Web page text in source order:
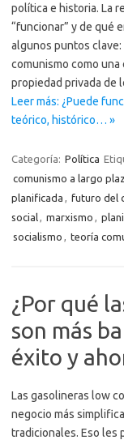
política e historia. La
“funcionar” y de qué
algunos puntos clave:
comunismo como
propiedad privada de
Leer más: ¿Puede
teórico, histórico… »
Categoría: Política
comunismo a largo
planificada , futuro del
social, marxismo ,
socialismo , teoría
¿Por qué
son más
éxito y
Las gasolineras low
negocio más
tradicionales. Eso les